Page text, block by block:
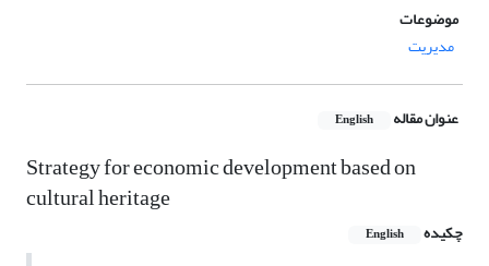
موضوعات
مدیریت
عنوان مقاله English
Strategy for economic development based on
cultural heritage
چکیده English